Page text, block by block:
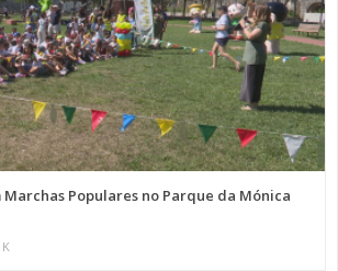
Populares no Parque da Mónica